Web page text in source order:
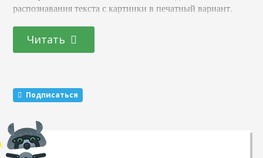
распознавания текста с картинки в печатный вариант.
следует преобразовать в электронный вид, книга или
фотокарточка. Распознавание — довольно простой и
из печатных изданий: будь то газета, журнал, книга,
реферат или обычный лист с надписями — для
Читать
Подписаться